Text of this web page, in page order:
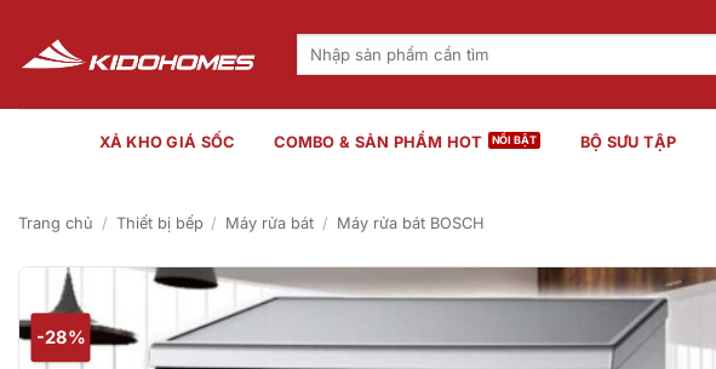
nội
dung
Tìm
XẢ KHO GIÁ SỐC COMBO & SẢN PHẨM HOT BỘ SƯU TẬP
Trang chủ / Thiết bị bếp / Máy rửa bát / Máy rửa bát BOSCH
-28%